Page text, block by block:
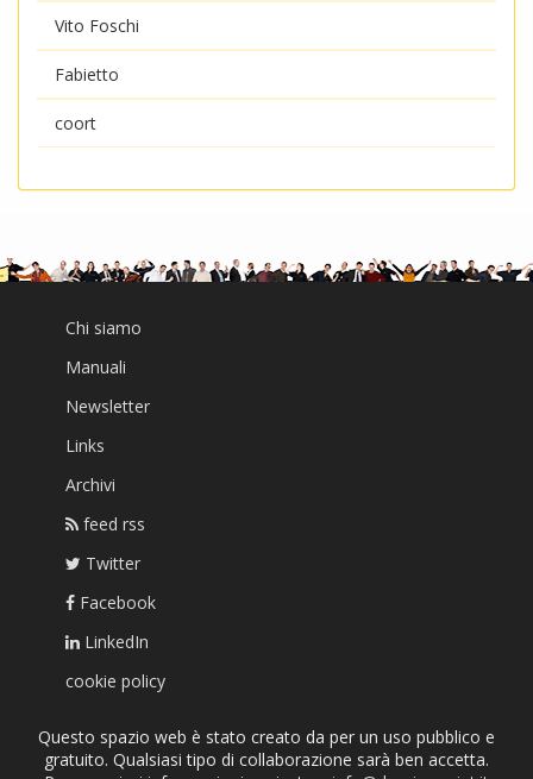
Vito Foschi
Fabietto
coort
Chi siamo
Manuali
Newsletter
Links
Archivi
feed rss
Twitter
Facebook
LinkedIn
cookie policy
Questo spazio web è stato creato da per un uso pubblico e
gratuito. Qualsiasi tipo di collaborazione sarà ben accetta.